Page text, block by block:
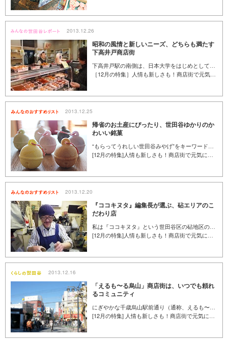
2013.12.26
昭和の風情と新しいニーズ、どちらも満たす
下高井戸商店街
［12月の特集］人情も新しさも！商店街で元気になる買い物を
2013.12.25
帰省のお土産にぴったり、世田谷ゆかりのか
わいい銘菓
[12月の特集]人情も新しさも！商店街で元気になる買い物を
2013.12.20
『ココキヌタ』編集長が選ぶ、砧エリアのこ
だわり店
[12月の特集]人情も新しさも！商店街で元気になる買い物を
2013.12.16
「えるも〜る烏山」商店街は、いつでも頼れ
るコミュニティ
[12月の特集] 人情も新しさも！商店街で元気になる買い物を